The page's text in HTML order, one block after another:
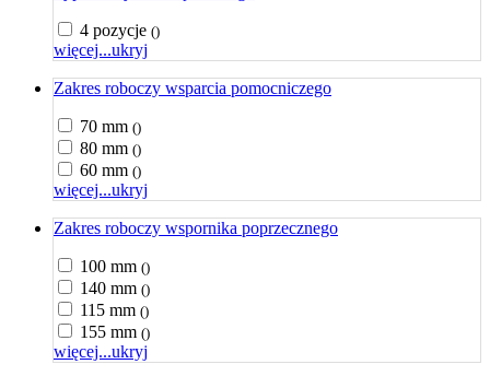
4 pozycje ()
więcej...ukryj
Zakres roboczy wsparcia pomocniczego
70 mm ()
80 mm ()
60 mm ()
więcej...ukryj
Zakres roboczy wspornika poprzecznego
100 mm ()
140 mm ()
115 mm ()
155 mm ()
więcej...ukryj